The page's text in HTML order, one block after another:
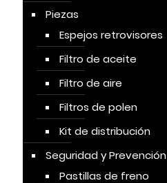
Piezas
Espejos retrovisores
Filtro de aceite
Filtro de aire
Filtros de polen
Kit de distribución
Seguridad y Prevención
Pastillas de freno